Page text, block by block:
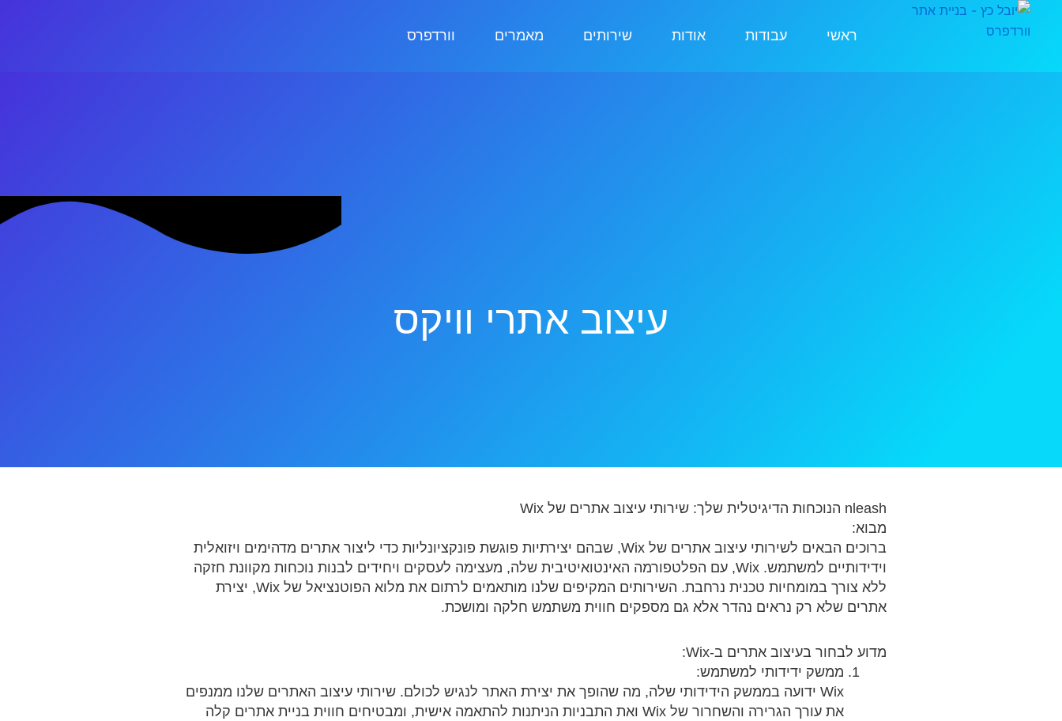
ראשי עבודות אודות שירותים מאמרים וורדפרס
עיצוב אתרי וויקס
nleash הנוכחות הדיגיטלית שלך: שירותי עיצוב אתרים של Wix
מבוא:
ברוכים הבאים לשירותי עיצוב אתרים של Wix, שבהם יצירתיות פוגשת פונקציונליות כדי ליצור אתרים מדהימים ויזואלית
וידידותיים למשתמש. Wix, עם הפלטפורמה האינטואיטיבית שלה, מעצימה לעסקים ויחידים לבנות נוכחות מקוונת חזקה
ללא צורך במומחיות טכנית נרחבת. השירותים המקיפים שלנו מותאמים לרתום את מלוא הפוטנציאל של Wix, יצירת
אתרים שלא רק נראים נהדר אלא גם מספקים חווית משתמש חלקה ומושכת.
מדוע לבחור בעיצוב אתרים ב-Wix:
ממשק ידידותי למשתמש:
Wix ידועה בממשק הידידותי שלה, מה שהופך את יצירת האתר לנגיש לכולם. שירותי עיצוב האתרים שלנו ממנפים
את עורך הגרירה והשחרור של Wix ואת התבניות הניתנות להתאמה אישית, ומבטיחים חווית בניית אתרים קלה